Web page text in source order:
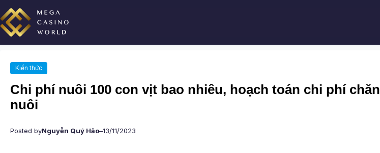
Chuyển
đến
phần
nội
Kiến thức
Chi phí nuôi 100 con vịt bao nhiêu, hoạch toán chi phí chăn
nuôi
Posted byNguyễn Quý Hảo–13/11/2023